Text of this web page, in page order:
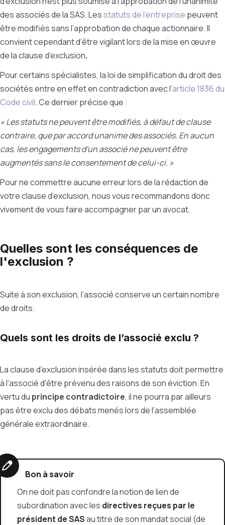
des associés de la SAS. Lesstatuts de l’entreprise peuvent
être modifiés sans l’approbation de chaque actionnaire. Il
convient cependant d’être vigilant lors de la mise en œuvre
de la clause d’exclusion.
Pour certains spécialistes, la loi de simplification du droit des
sociétés entre en effet en contradiction avec l’article 1836 du
Code civil. Ce dernier précise que :
« Les statuts ne peuvent être modifiés, à défaut de clause
contraire, que par accord unanime des associés. En aucun
cas, les engagements d'un associé ne peuvent être
augmentés sans le consentement de celui-ci. »
Pour ne commettre aucune erreur lors de la rédaction de
votre clause d’exclusion, nous vous recommandons donc
vivement de vous faire accompagner par un avocat.
Quelles sont les conséquences de
l'exclusion ?
Suite à son exclusion, l’associé conserve un certain nombre
de droits.
Quels sont les droits de l’associé exclu ?
La clause d’exclusion insérée dans les statuts doit permettre
à l'associé d'être prévenu des raisons de son éviction. En
vertu du principe contradictoire, il ne pourra par ailleurs
pas être exclu des débats menés lors de l’assemblée
générale extraordinaire.
Bon à savoir
On ne doit pas confondre la notion de lien de
subordination avec les directives reçues par le
président de SASau titre de son mandat social (de